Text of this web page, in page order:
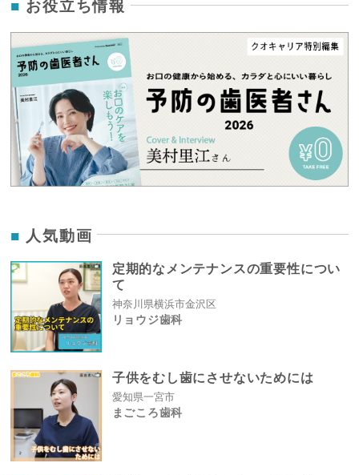
お役立ち情報
人気動画
定期的なメンテナンスの重要性につい
て
神奈川県横浜市金沢区
リョウジ歯科
子供をむし歯にさせないためには
愛知県一宮市
まごころ歯科